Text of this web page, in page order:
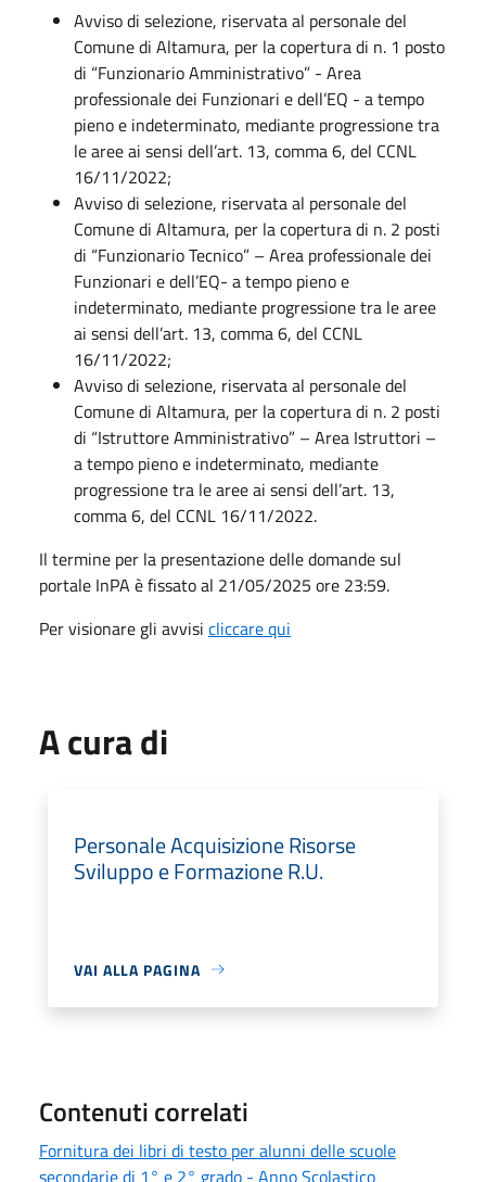
Avviso di selezione, riservata al personale del
Comune di Altamura, per la copertura di n. 1 posto
di “Funzionario Amministrativo” - Area
professionale dei Funzionari e dell’EQ - a tempo
pieno e indeterminato, mediante progressione tra
le aree ai sensi dell’art. 13, comma 6, del CCNL
16/11/2022;
Avviso di selezione, riservata al personale del
Comune di Altamura, per la copertura di n. 2 posti
di “Funzionario Tecnico” – Area professionale dei
Funzionari e dell’EQ- a tempo pieno e
indeterminato, mediante progressione tra le aree
ai sensi dell’art. 13, comma 6, del CCNL
16/11/2022;
Avviso di selezione, riservata al personale del
Comune di Altamura, per la copertura di n. 2 posti
di “Istruttore Amministrativo” – Area Istruttori –
a tempo pieno e indeterminato, mediante
progressione tra le aree ai sensi dell’art. 13,
comma 6, del CCNL 16/11/2022.
Il termine per la presentazione delle domande sul
portale InPA è fissato al 21/05/2025 ore 23:59.
Per visionare gli avvisi cliccare qui
A cura di
Personale Acquisizione Risorse
Sviluppo e Formazione R.U.
VAI ALLA PAGINA
Contenuti correlati
Fornitura dei libri di testo per alunni delle scuole
secondarie di 1° e 2° grado - Anno Scolastico